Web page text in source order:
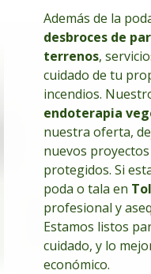
Además de la
desbroces de
terrenos,
cuidado de tu
incendios.
endoterapia
nuestra oferta,
nuevos
protegidos. Si
poda o tala en
profesional y
Estamos listos
cuidado, y lo
económico.